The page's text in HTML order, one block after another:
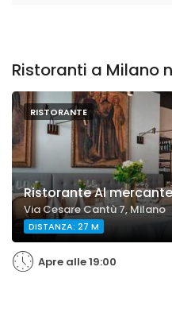
Ristoranti a Milano
RISTORANTE
Ristorante Al mercante
Via Cesare Cantù 7, Milano
DISTANZA: 27 M
Apre alle 19:00